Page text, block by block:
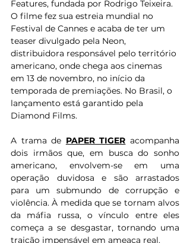
Features, fundada por Rodrigo Teixeira.
O filme fez sua estreia mundial no
Festival de Cannes e acaba de ter um
teaser divulgado pela Neon,
distribuidora responsável pelo território
americano, onde chega aos cinemas
em 13 de novembro, no início da
temporada de premiações. No Brasil, o
lançamento está garantido pela
Diamond Films.
A trama de PAPER TIGER acompanha
dois irmãos que, em busca do sonho
americano, envolvem-se em uma
operação duvidosa e são arrastados
para um submundo de corrupção e
violência. À medida que se tornam alvos
da máfia russa, o vínculo entre eles
começa a se desgastar, tornando uma
traição impensável em ameaça real.